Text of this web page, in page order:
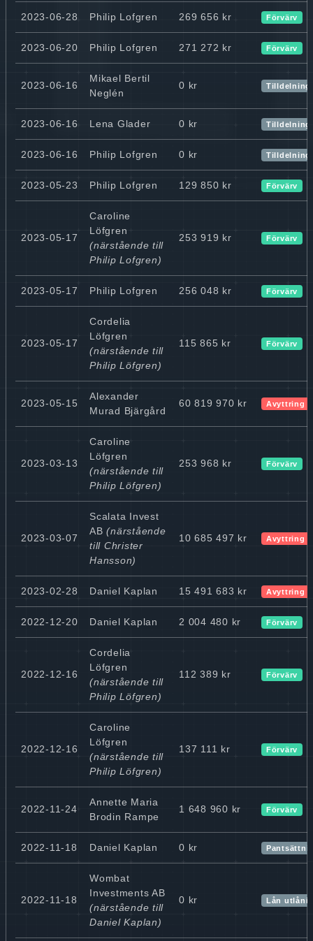
2023-06-28 Philip Lofgren 269 656 kr Förvärv
2023-06-20 Philip Lofgren 271 272 kr Förvärv
2023-06-16
Mikael Bertil
Neglén
0 kr Tilldelning
2023-06-16 Lena Glader 0 kr Tilldelning
2023-06-16 Philip Lofgren 0 kr Tilldelning
2023-05-23 Philip Lofgren 129 850 kr Förvärv
2023-05-17
Caroline
Löfgren
(närstående till
Philip Lofgren)
253 919 kr Förvärv
2023-05-17 Philip Lofgren 256 048 kr Förvärv
2023-05-17
Cordelia
Löfgren
(närstående till
Philip Löfgren)
115 865 kr Förvärv
2023-05-15
Alexander
Murad Bjärgård
60 819 970 kr Avyttring
2023-03-13
Caroline
Löfgren
(närstående till
Philip Löfgren)
253 968 kr Förvärv
2023-03-07
Scalata Invest
AB (närstående
till Christer
Hansson)
10 685 497 kr Avyttring
2023-02-28 Daniel Kaplan 15 491 683 kr Avyttring
2022-12-20 Daniel Kaplan 2 004 480 kr Förvärv
2022-12-16
Cordelia
Löfgren
(närstående till
Philip Löfgren)
112 389 kr Förvärv
2022-12-16
Caroline
Löfgren
(närstående till
Philip Löfgren)
137 111 kr Förvärv
2022-11-24
Annette Maria
Brodin Rampe
1 648 960 kr Förvärv
2022-11-18 Daniel Kaplan 0 kr
2022-11-18
Wombat
Investments AB
(närstående till
Daniel Kaplan)
0 kr Lån